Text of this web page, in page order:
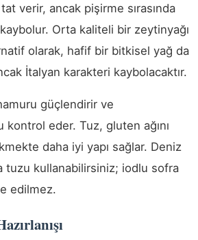
verir, ancak pişirme sırasında
kaybolur. Orta kaliteli bir zeytinyağı
olarak, hafif bir bitkisel yağ da
İtalyan karakteri kaybolacaktır.
güçlendirir ve
eder. Tuz, gluten ağını
daha iyi yapı sağlar. Deniz
tuzu kullanabilirsiniz; iodlu sofra
edilmez.